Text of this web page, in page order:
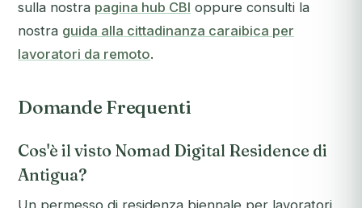
sulla nostra pagina hub CBI oppure consulti la
nostra guida alla cittadinanza caraibica per
lavoratori da remoto.
Domande Frequenti
Cos'è il visto Nomad Digital Residence di
Antigua?
Un permesso di residenza biennale per lavoratori